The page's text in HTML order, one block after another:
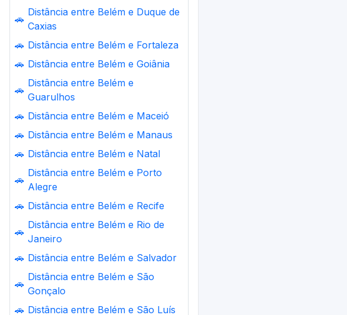
🚗
Distância entre Belém e Duque de
Caxias
🚗 Distância entre Belém e Fortaleza
🚗 Distância entre Belém e Goiânia
🚗
Distância entre Belém e
Guarulhos
🚗 Distância entre Belém e Maceió
🚗 Distância entre Belém e Manaus
🚗 Distância entre Belém e Natal
🚗
Distância entre Belém e Porto
Alegre
🚗 Distância entre Belém e Recife
🚗
Distância entre Belém e Rio de
Janeiro
🚗 Distância entre Belém e Salvador
🚗
Distância entre Belém e São
Gonçalo
🚗 Distância entre Belém e São Luís